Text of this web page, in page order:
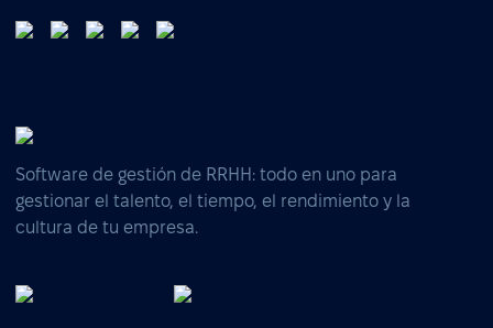
Software de gestión de RRHH: todo en uno para
gestionar el talento, el tiempo, el rendimiento y la
cultura de tu empresa.